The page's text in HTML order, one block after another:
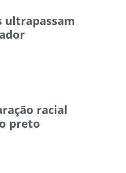
ultrapassam
racial
preto